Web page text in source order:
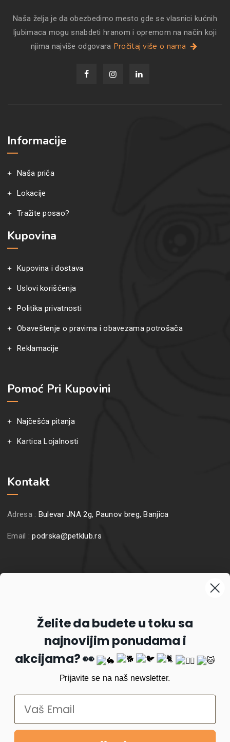
Naša želja je da obezbedimo mesto gde se vlasnici kućnih
ljubimaca mogu snabdeti hranom i opremom na način koji
njima najviše odgovara Pročitaj više o nama
Informacije
Naša priča
Lokacije
Tražite posao?
Kupovina
Kupovina i dostava
Uslovi korišćenja
Politika privatnosti
Obaveštenje o pravima i obavezama potrošača
Reklamacije
Pomoć Pri Kupovini
Najčešća pitanja
Kartica Lojalnosti
Kontakt
Adresa : Bulevar JNA 2g, Paunov breg, Banjica
Email :podrska@petklub.rs
Prijavi se
Želite da budete u toku sa
najnovijim ponudama i
akcijama? 👀
Prijavite se na naš newsletter.